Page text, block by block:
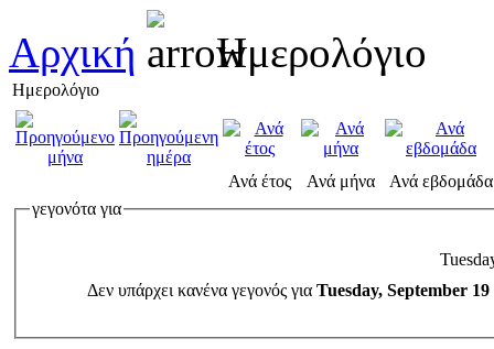
Αρχική Ημερολόγιο
Ημερολόγιο
Ανά έτος Ανά μήνα
Ανά εβδομάδα
γεγονότα για
Δεν υπάρχει κανένα γεγονός για Tuesday, September 19